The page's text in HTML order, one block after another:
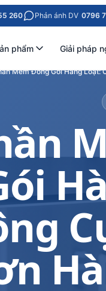
260 Phản ánh DV 0796
phẩm Giải pháp
Mềm Đóng Gói Hàng Loạt: